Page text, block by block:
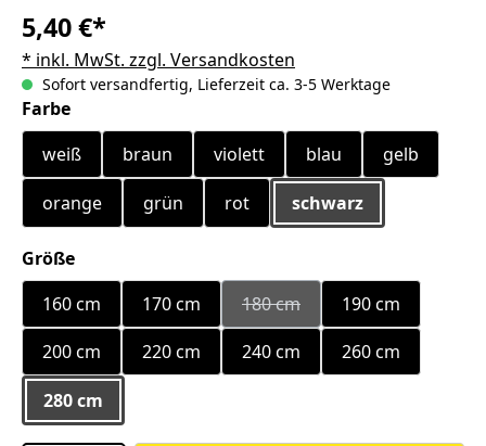
5,40 €*
* inkl. MwSt. zzgl. Versandkosten
Sofort versandfertig, Lieferzeit ca. 3-5 Werktage
Farbeauswählen
weiß
braun violett blau gelb
orange grün rot schwarz
Größeauswählen
160 cm
170 cm 180 cm(Diese Option ist zurzeit
190 cm
200 cm
220 cm 240 cm 260 cm
280 cm